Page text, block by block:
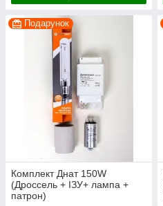
Подарунок
Комплект Днат 150W
(Дроссель + ІЗУ+ лампа +
патрон)